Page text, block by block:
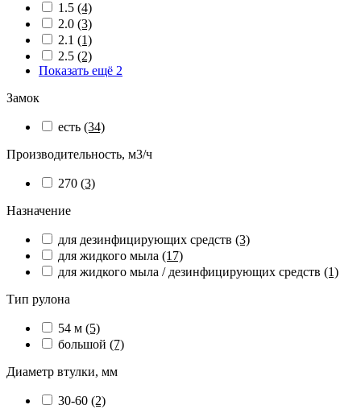
1.5 (4)
2.0 (3)
2.1 (1)
2.5 (2)
Показать ещё 2
Замок
есть (34)
Производительность, м3/ч
270 (3)
Назначение
для дезинфицирующих средств (3)
для жидкого мыла (17)
для жидкого мыла / дезинфицирующих средств (1)
Тип рулона
54 м (5)
большой (7)
Диаметр втулки, мм
30-60 (2)